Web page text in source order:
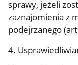
sprawy, jeżeli
zaznajomienia z
podejrzanego
4.